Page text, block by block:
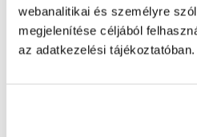
webanalitikai és személyre
megjelenítése céljából
az adatkezelési tájékoztatóban.